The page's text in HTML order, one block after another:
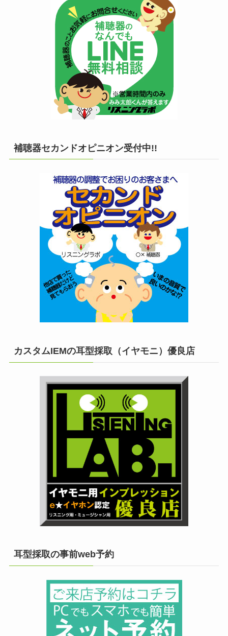
補聴器セカンドオピニオン受付中!!
カスタムIEMの耳型採取（イヤモニ）優良店
耳型採取の事前web予約